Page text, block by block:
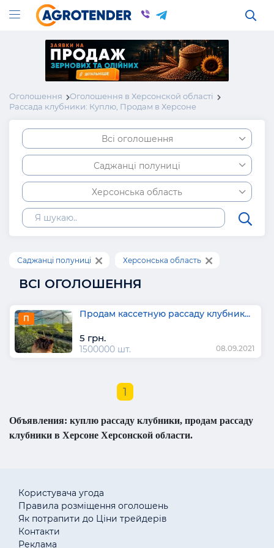
Оголошення
Оголошення в Херсонской області
Рассада клубники: Куплю, Продам в Херсоне
Всі оголошення
Саджанці полуниці
Херсонська область
Саджанці полуниці Херсонська область
ВСІ ОГОЛОШЕННЯ
П Продам кассетную рассаду клубник...
5 грн.
1500000 шт. 08.09.2021
1
Объявления: куплю рассаду клубники, продам рассаду
клубники в Херсоне Херсонской области.
Користувача угода
Правила розміщення оголошень
Як потрапити до Ціни трейдерів
Контакти
Реклама